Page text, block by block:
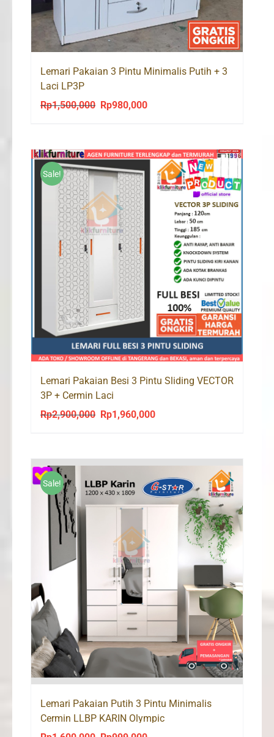
Lemari Pakaian 3 Pintu Minimalis Putih + 3
Laci LP3P
Rp1,500,000
Original
Rp1,500,000.
Rp980,000Current
Rp980,000.
Sale!
Lemari Pakaian Besi 3 Pintu Sliding VECTOR
3P + Cermin Laci
Rp2,900,000
Original
Rp2,900,000.
Rp1,960,000Current
Rp1,960,000.
Sale!
Lemari Pakaian Putih 3 Pintu Minimalis
Cermin LLBP KARIN Olympic